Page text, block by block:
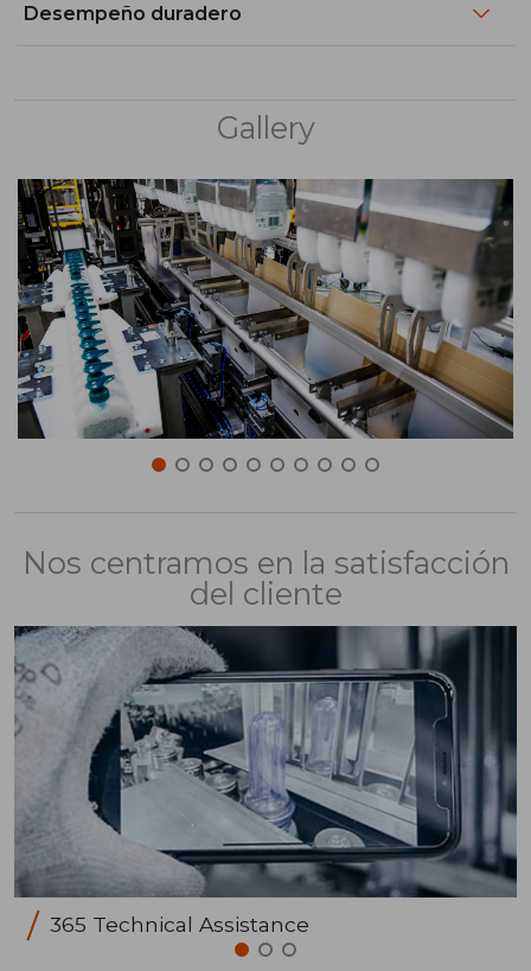
Desempeño duradero
Gallery
Nos centramos en la satisfacción
del cliente
365 Technical Assistance